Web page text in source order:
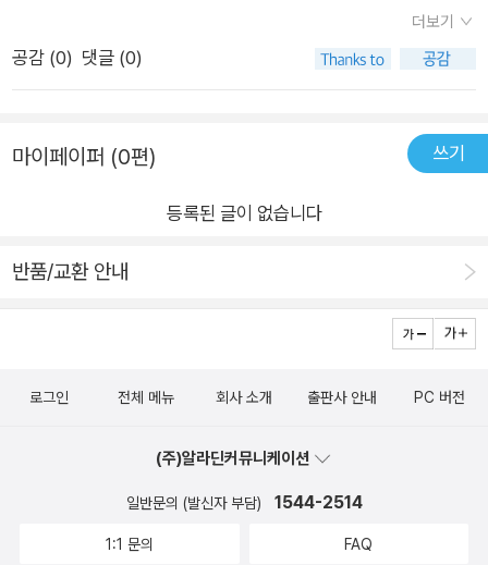
사실 게임 시나리오 기획자로는 한 획을 그은 거물이 됐다. 경험
에 바탕한 일지는 한 게임 시나리오 기획자의 일대기를 읽는 재미
욱 더 노력해야 하는 이유를 찾게 해준다. 결론적으로!게임 시나
리오 기획자를 꿈꾸고 있다면 한 번 쯤 꼭 읽어봐야 할 책으로 강
정할 필요는 없습니다. 이 책에서 포트폴리오의 구성, 작성을 위
한 단계, 실제 사용 가능한 예시 템플릿까지 제시해주니까요.또한
도 오래 다니지 못하고 그만 둔 지망생의 사례를 읽으며 저는 같
은 실수를 하지 않으리라 다짐하기도 했습니다. 저자는 게임 시나
리오 기획자란 혼자가 아닌 팀으로 일하며 소통과 조율이 중요한
게 가장 취약한 부분이라고 생각합니다. 열심히 쓴 설정이 윗선에
요소를 바꿔야 하기도 하는 게임 업계의 실상을 여실히 알려주니,
모릅니다.저는 각종 작법서도 많이 읽은 터라, 책에 실린 작법에
는 법>을 한참이나 곱씹어 읽었습니다. 대충 넘길 수 있는 내용
이 아니더군요. 아무리 대사 작성 능력이 단순히 타고난 센스나
재능을 가진 저또한 얼마든지 좋은 대사를 쓸 수 있으리라는 확신
머리를 앓았던 부분이 게임 캐릭터 설정과 퀘스트 기획이었는데
요.실무를 위한 여러가지 팁이 있어서 좋았습니다.게임업계로 취
업을 고민하시는 분들에게 도움이 될 책입니다. 평소에 게임 시나
리오 직무에 관심이 많았는데 이에 대해 자세히 알려주는 강의나
책이 부족한 것에 대해 답답함을 느꼈습니다. 학원에서 간단한 게
해야 했는데요. 이 책은 게임 시나리오 이론과 기초에 대해 꼼꼼
대해 강의를 하시는 분은 소설가나 웹소설 PD 직무를 하시던 분
들이었는데, 저자는 직접 오랫동안 게임 업계에 몸을 담그셨던 이
력때문에 더 신뢰가 갔습니다. 그리고 캐릭터에 대한 예시로 다양
것 같다는 생각이 들었습니다.그리고 매 챕터가 끝날 때마다 기획
러나는 것 같아서 좋았습니다.책은 너무 두껍지도 얇지도 않은 두
께에 알차고 도움이 될만한 지식이 가득 들어있어서 좋았습니
더보기
공감 (0) 댓글 (0)
마이페이퍼 (0편) 쓰기
등록된 글이 없습니다
반품/교환 안내
로그인 전체 메뉴 회사 소개 출판사 안내 PC 버전
(주)알라딘커뮤니케이션
일반문의 (발신자 부담) 1544-2514
1:1 문의 FAQ